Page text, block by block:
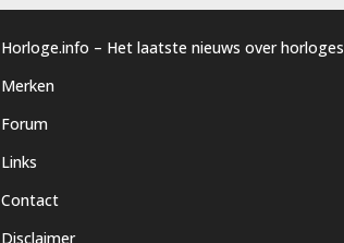
Horloge.info – Het laatste nieuws over horloges
Merken
Forum
Links
Contact
Disclaimer